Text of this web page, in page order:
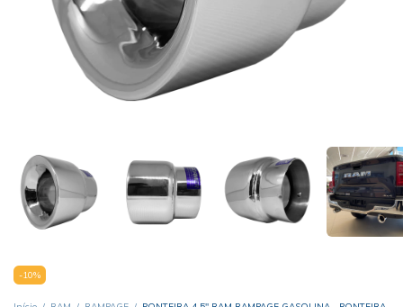
-10%